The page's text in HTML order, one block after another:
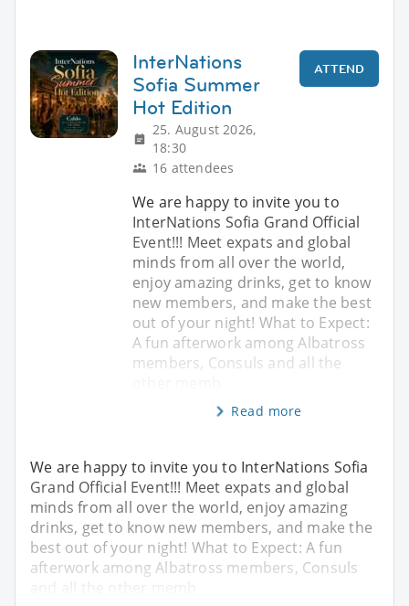
InterNations
Sofia Summer
Hot Edition
25. August 2026,
18:30
16 attendees
ATTEND
We are happy to invite you to
InterNations Sofia Grand Official
Event!!! Meet expats and global
minds from all over the world,
enjoy amazing drinks, get to know
new members, and make the best
out of your night! What to Expect:
A fun afterwork among Albatross
members, Consuls and all the
Read more
We are happy to invite you to InterNations Sofia
Grand Official Event!!! Meet expats and global
minds from all over the world, enjoy amazing
drinks, get to know new members, and make the
best out of your night! What to Expect: A fun
afterwork among Albatross members, Consuls